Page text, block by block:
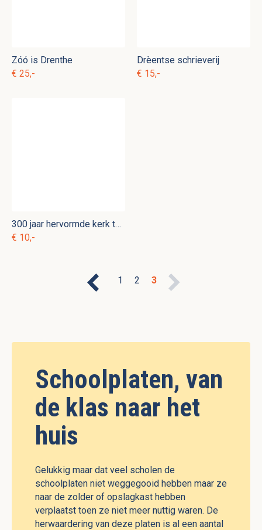
Zóó is Drenthe
€ 25,-
Drèentse schrieverij
€ 15,-
300 jaar hervormde kerk te Veendam
€ 10,-
1 2 3
Schoolplaten, van
de klas naar het
huis
Gelukkig maar dat veel scholen de
schoolplaten niet weggegooid hebben maar ze
naar de zolder of opslagkast hebben
verplaatst toen ze niet meer nuttig waren. De
herwaardering van deze platen is al een aantal